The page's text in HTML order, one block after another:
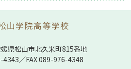
県松⼭市北久⽶町815番地
4343／FAX 089-976-4348